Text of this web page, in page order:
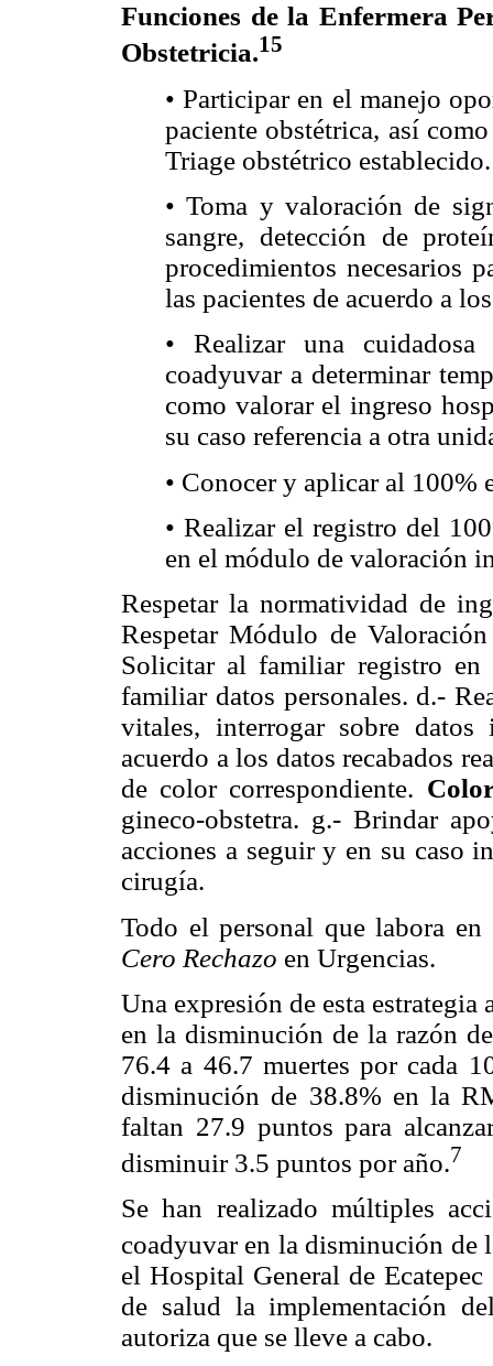
Funciones de la Enfermera
Obstetricia.15
• Participar en el manejo
paciente obstétrica, así
Triage obstétrico establecido.
• Toma y valoración de
sangre, detección de
procedimientos necesarios
las pacientes de acuerdo a
• Realizar una
coadyuvar a determinar
como valorar el ingreso
su caso referencia a otra
• Conocer y aplicar al 100%
• Realizar el registro del
en el módulo de valoración
Respetar la normatividad de
Respetar Módulo de
Solicitar al familiar registro
familiar datos personales. d.-
vitales, interrogar sobre
acuerdo a los datos recabados
de color correspondiente.
gineco-obstetra. g.- Brindar
acciones a seguir y en su caso
cirugía.
Todo el personal que labora
Cero Rechazo en Urgencias.
Una expresión de esta
en la disminución de la razón
76.4 a 46.7 muertes por cada
disminución de 38.8% en la
faltan 27.9 puntos para
disminuir 3.5 puntos por año.7
Se han realizado múltiples
coadyuvar en la disminución de
el Hospital General de
de salud la implementación
autoriza que se lleve a cabo.